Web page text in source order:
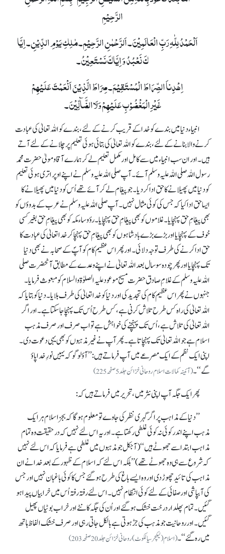
الرَّحِیْمِ
اَلْحَمْدُ لِلّٰہِ رَبِّ الْعَالَمِیْنَ۔ اَلرَّحْمٰنِ الرَّحِیْمِ۔ مٰلِکِ یَوْمِ الدِّیْنِ۔ اِیَّا
کَ نَعْبُدُ وَ اِیَّاکَ نَسْتَعِیْنُ۔
اِھْدِناَ الصِّرَاطَ الْمُسْتَقِیْمَ۔ صِرَاطَ الَّذِیْنَ اَنْعَمْتَ عَلَیْھِمْ
غَیْرِالْمَغْضُوْبِ عَلَیْھِمْ وَلَاالضَّآلِّیْنَ۔
انبیاء دنیا میں بندے کو خدا کے قریب کرنے کے لئے، بندے کو اللہ تعالیٰ کی عبادت
کرنے والا بنانے کے لئے، بندے کو اللہ تعالیٰ کی بتائی ہوئی تعلیم پر چلانے کے لئے آتے
ہیں۔ اور ان سب انبیاء میں سے کامل اور مکمل تعلیم لے کر ہمارے آقا و مولیٰ حضرت محمد
رسول اللہ صلی اللہ علیہ وسلم آئے۔ آپ صلی اللہ علیہ وسلم نے اپنے اوپر اتری ہوئی تعلیم
کو دنیا میں پھیلانے کا حق ادا کر دیا۔ جو پیغام لے کر آئے تھے اُس کو دنیا میں پھیلانے کا
ایسا حق ادا کیا کہ جس کی کوئی مثال نہیں۔ آپ صلی اللہ علیہ وسلم نے عرب کے بدوؤں کو
بھی پیغامِ حق پہنچایا۔ غلاموں کو بھی پیغامِ حق پہنچایا۔ رؤوساء مکہ کو بھی پیغامِ حق بغیر کسی
خوف کے پہنچایا اور بڑے بڑے بادشاہوں کو بھی پیغامِ حق پہنچا کر خدا تعالیٰ کی عبادت کا
حق ادا کرنے کی طرف توجہ دلائی۔ اور پھر اس عظیم کام کو آپؐ کے صحابہ نے بھی دنیا
تک پہنچایا اور پھر چودہ سو سال بعد اللہ تعالیٰ نے اپنے وعدے کے مطابق آنحضرت صلی
اللہ علیہ وسلم کے غلامِ صادق حضرت مسیح موعود علیہ الصلوٰۃ والسلام کو مبعوث فرمایا۔
جنہوں نے پھر اس عظیم کام کی تجدید کی اور دنیا کو خدا تعالیٰ کی طرف بلایا۔ دنیا کو بتایا کہ
اللہ تعالیٰ کی راہ کس طرح تلاش کرنی ہے، کس طرح اُس تک پہنچا جا سکتا ہے۔ اور اگر
اللہ تعالیٰ کی تلاش ہے، اُس تک پہنچنے کی خواہش ہے تو اب صرف اور صرف مذہب
اسلام ہے جو اللہ تعالیٰ تک پہنچاتا ہے۔ پھر آپ نے غیر مذہبوں کو بھی یہی دعوت دی۔
اپنی ایک نظم کے ایک مصرعے میں آپ فرماتے ہیں: ’’آؤ لوگو کہ یہیں نورِ خدا پاؤ
گے‘‘۔(آئینہ کمالات اسلام روحانی خزائن جلد 5صفحہ 225)
پھر ایک جگہ آپ اپنی نثر میں، تحریر میں فرماتے ہیں کہ:
’’دنیا کے مذاہب پر اگر گہری نظر کی جاوے تو معلوم ہو گا کہ بجز اسلام ہر ایک
مذہب اپنے اندر کوئی نہ کوئی غلطی رکھتا ہے۔ اور یہ اس لئے نہیں کہ درحقیقت وہ تمام
مذاہب ابتداسے جھوٹے ہیں‘‘(آجکل جو مذہبوں میں غلطی ہے فرمایا کہ اس لئے نہیں
کہ شروع سے ہی وہ جھوٹے تھے) ’’بلکہ اس لئے کہ اسلام کے ظہور کے بعد خدا نے ان
مذاہب کی تائید چھوڑ دی اور وہ ایسے باغ کی طرح ہو گئے جس کا کوئی باغبان نہیں اور جس
کی آبپاشی اور صفائی کے لئے کوئی انتظام نہیں۔ اس لئے رفتہ رفتہ اُس میں خرابیاں پیدا ہو
گئیں۔ تمام پھلدار درخت خشک ہو گئے اور اُن کی جگہ کانٹے اور خراب بوٹیاں پھیل
گئیں۔ اور روحانیت جو مذہب کی جڑ ہوتی ہے بالکل جاتی رہی اور صرف خشک الفاظ ہاتھ
میں رہ گئے‘‘۔(اسلام (لیکچر سیالکوٹ)روحانی خزائن جلد 20صفحہ 203)